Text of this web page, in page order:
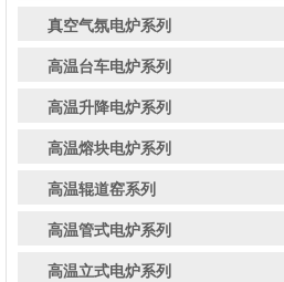
真空气氛电炉系列
高温台车电炉系列
高温升降电炉系列
高温熔块电炉系列
高温辊道窑系列
高温管式电炉系列
高温立式电炉系列